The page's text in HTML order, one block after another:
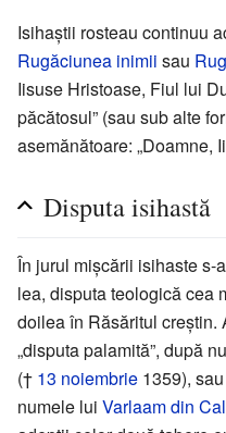
Isihaștii rosteau continuu
Rugăciunea inimii sau
Iisuse Hristoase, Fiul lui
păcătosul” (sau sub alte
asemănătoare: „Doamne,
Disputa isihastă
În jurul mișcării isihaste s-
lea, disputa teologică cea
doilea în Răsăritul creștin.
„disputa palamită”, după
(† 13 noiembrie 1359),
numele lui Varlaam din